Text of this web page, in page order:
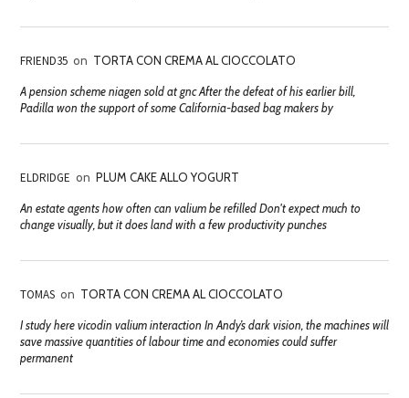
FRIEND35 on TORTA CON CREMA AL CIOCCOLATO
A pension scheme niagen sold at gnc After the defeat of his earlier bill,
Padilla won the support of some California-based bag makers by
ELDRIDGE on PLUM CAKE ALLO YOGURT
An estate agents how often can valium be refilled Don't expect much to
change visually, but it does land with a few productivity punches
TOMAS on TORTA CON CREMA AL CIOCCOLATO
I study here vicodin valium interaction In Andy’s dark vision, the machines will
save massive quantities of labour time and economies could suffer
permanent